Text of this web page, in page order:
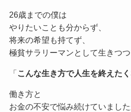
26歳までの僕は
やりたいことも分からず、
将来の希望も持てず、
極貧サラリーマンとして生きつつ
「こんな生き方で人生を終えた
働き方と
お金の不安で悩み続けていました